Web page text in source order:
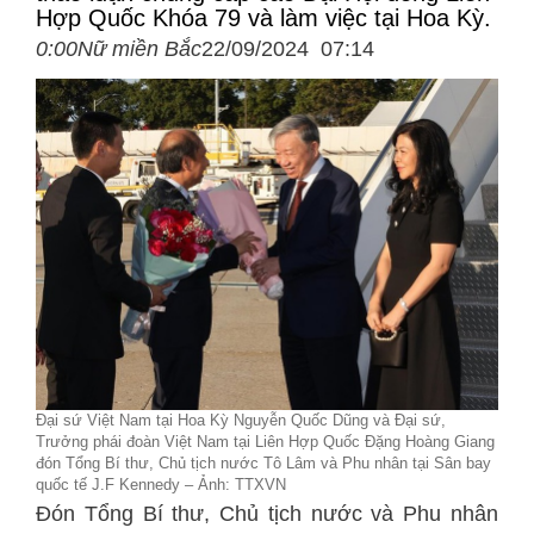
Hợp Quốc Khóa 79 và làm việc tại Hoa Kỳ.
0:00Nữ miền Bắc22/09/2024 07:14
Đại sứ Việt Nam tại Hoa Kỳ Nguyễn Quốc Dũng và Đại sứ,
Trưởng phái đoàn Việt Nam tại Liên Hợp Quốc Đặng Hoàng Giang
đón Tổng Bí thư, Chủ tịch nước Tô Lâm và Phu nhân tại Sân bay
quốc tế J.F Kennedy – Ảnh: TTXVN
Đón Tổng Bí thư, Chủ tịch nước và Phu nhân